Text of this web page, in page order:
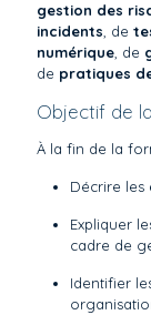
gestion des
incidents , de
numérique , de
de pratiques
Objectif de
À la fin de la
Décrire les
Expliquer
cadre de
Identifier